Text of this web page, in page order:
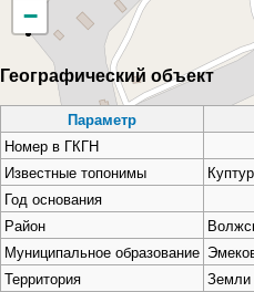
Географический объект
Параметр
Номер в ГКГН
Известные топонимы
Куптур
Год основания
Район
Муниципальное образование
Территория
Земли
−